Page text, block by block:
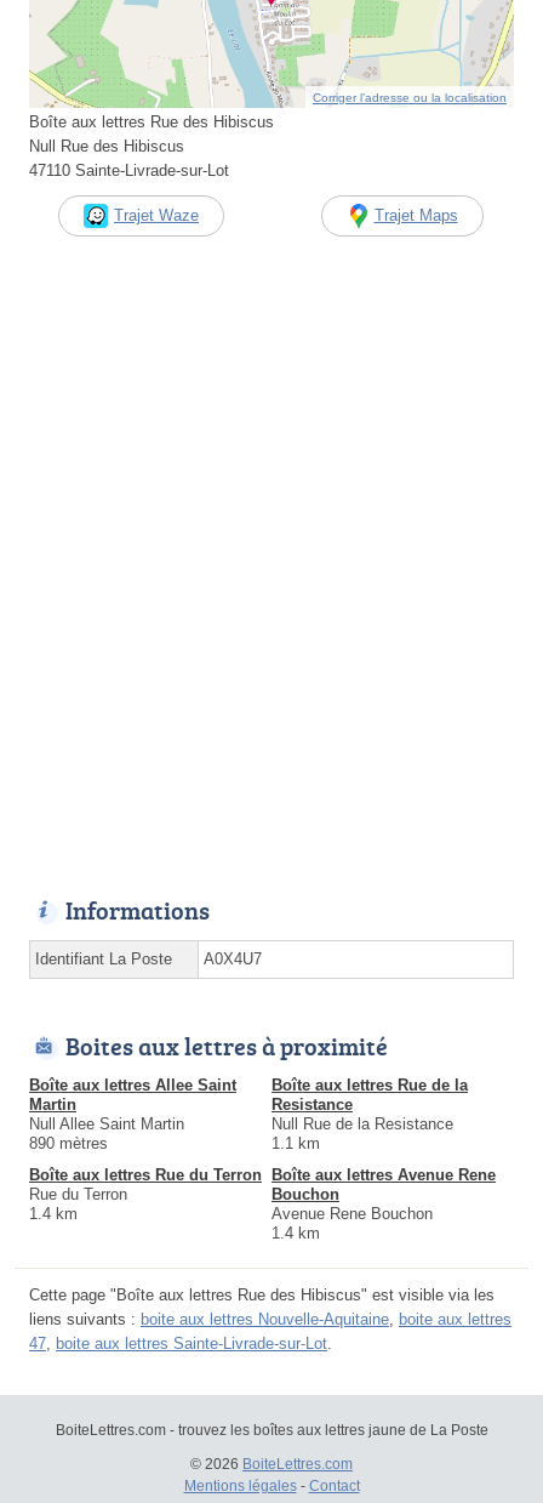
Corriger l’adresse ou la localisation
Boîte aux lettres Rue des Hibiscus
Null Rue des Hibiscus
47110 Sainte-Livrade-sur-Lot
Trajet Waze Trajet Maps
Informations
Identifiant La Poste A0X4U7
Boites aux lettres à proximité
Boîte aux lettres Allee Saint
Martin
Null Allee Saint Martin
890 mètres
Boîte aux lettres Rue de la
Resistance
Null Rue de la Resistance
1.1 km
Boîte aux lettres Rue du Terron
Rue du Terron
1.4 km
Boîte aux lettres Avenue Rene
Bouchon
Avenue Rene Bouchon
1.4 km
Cette page "Boîte aux lettres Rue des Hibiscus" est visible via les
liens suivants : boite aux lettres Nouvelle-Aquitaine boite aux lettres
47 boite aux lettres Sainte-Livrade-sur-Lot
BoiteLettres.com - trouvez les boîtes aux lettres jaune de La Poste
© 2026 BoiteLettres.com
Mentions légales- Contact